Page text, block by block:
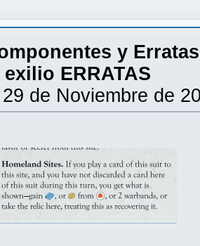
y Erratas
exilio ERRATAS
29 de Noviembre de